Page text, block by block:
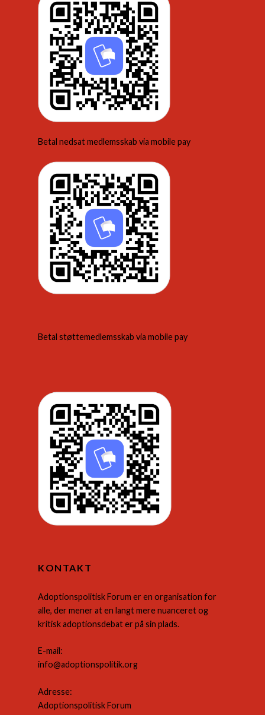
Betal nedsat medlemsskab via mobile pay
Betal støttemedlemsskab via mobile pay
KONTAKT
Adoptionspolitisk Forum er en organisation for
alle, der mener at en langt mere nuanceret og
kritisk adoptionsdebat er på sin plads.
E-mail:
info@adoptionspolitik.org
Adresse:
Adoptionspolitisk Forum